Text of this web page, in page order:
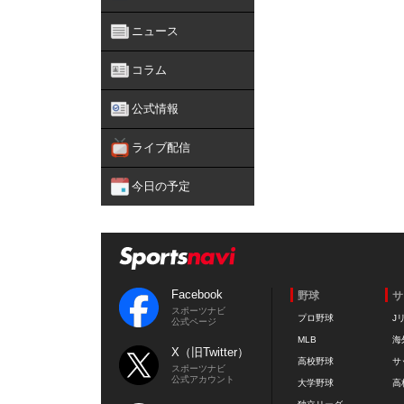
ニュース
コラム
公式情報
ライブ配信
今日の予定
Facebook
スポーツナビ
公式ページ
X（旧Twitter）
スポーツナビ
公式アカウント
野球
プロ野球
MLB
高校野球
大学野球
J
海
サ
高